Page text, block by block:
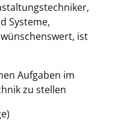
Systeme,
ist
Aufgaben im
zu stellen